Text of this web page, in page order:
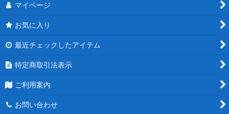
マイページ
お気に入り
最近チェックしたアイテム
特定商取引法表示
ご利用案内
お問い合わせ